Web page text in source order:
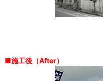
■施工後（After）